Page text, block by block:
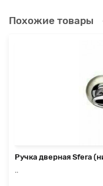
Похожие товары
Ручка дверная Sfera